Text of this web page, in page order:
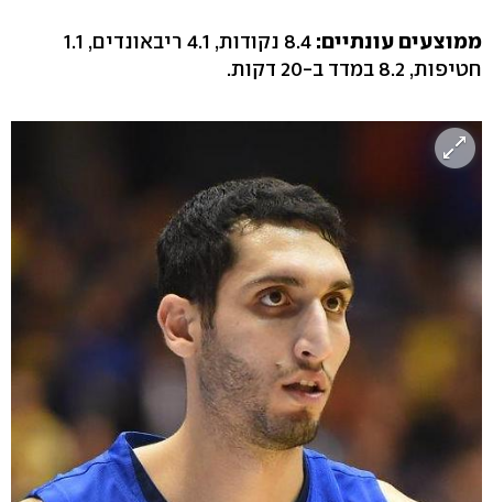
ממוצעים עונתיים:
8.4 נקודות, 4.1 ריבאונדים, 1.1
חטיפות, 8.2 במדד ב-20 דקות.